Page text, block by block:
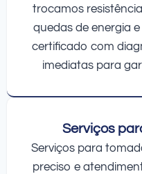
trocamos
quedas de energia
certificado com
imediatas para
Serviços
Serviços para
preciso e